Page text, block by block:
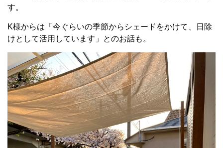
す。
K様からは「今ぐらいの季節からシェードをかけて、日除
けとして活用しています」とのお話も。